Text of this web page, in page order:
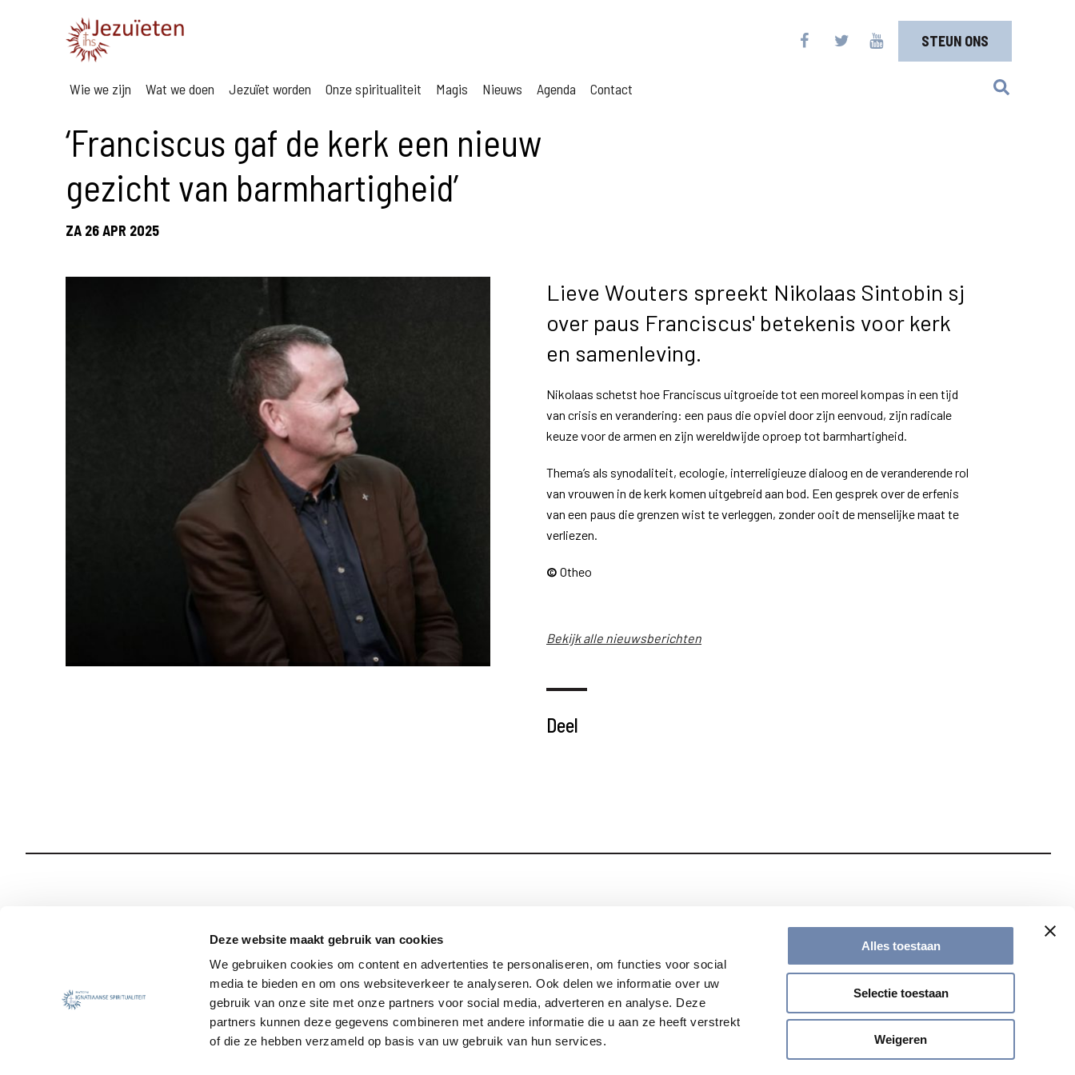
Deze website maakt gebruik van cookies
We gebruiken cookies om content en advertenties te personaliseren, om functies voor social
media te bieden en om ons websiteverkeer te analyseren. Ook delen we informatie over uw
gebruik van onze site met onze partners voor social media, adverteren en analyse. Deze
partners kunnen deze gegevens combineren met andere informatie die u aan ze heeft verstrekt
of die ze hebben verzameld op basis van uw gebruik van hun services.
Alles toestaan
Selectie toestaan
Weigeren
STEUN ONS
Wie we zijn Wat we doen Jezuïet worden Onze spiritualiteit Magis Nieuws Agenda Contact
‘Franciscus gaf de kerk een nieuw
gezicht van barmhartigheid’
ZA 26 APR 2025
Lieve Wouters spreekt Nikolaas Sintobin sj
over paus Franciscus' betekenis voor kerk
en samenleving.
Nikolaas schetst hoe Franciscus uitgroeide tot een moreel kompas in een tijd
van crisis en verandering: een paus die opviel door zijn eenvoud, zijn radicale
keuze voor de armen en zijn wereldwijde oproep tot barmhartigheid.
Thema’s als synodaliteit, ecologie, interreligieuze dialoog en de veranderende rol
van vrouwen in de kerk komen uitgebreid aan bod. Een gesprek over de erfenis
van een paus die grenzen wist te verleggen, zonder ooit de menselijke maat te
verliezen.
© Otheo
Bekijk alle nieuwsberichten
Deel
Jezuïet worden
Onze Spiritualiteit
Sociale Veiligheid
Privacy
Blijf op de hoogte met onze nieuwsbrief